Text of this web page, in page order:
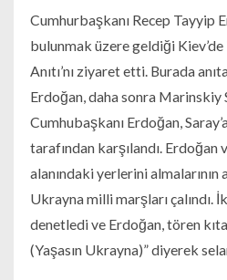
Cumhurbaşkanı Recep Tayyip
bulunmak üzere geldiği
Anıtı’nı ziyaret etti. Burada
Erdoğan, daha sonra Marinskiy
Cumhubaşkanı Erdoğan,
tarafından karşılandı. Erdoğan
alanındaki yerlerini almalarının
Ukrayna milli marşları çalındı.
denetledi ve Erdoğan, tören
(Yaşasın Ukrayna)” diyerek